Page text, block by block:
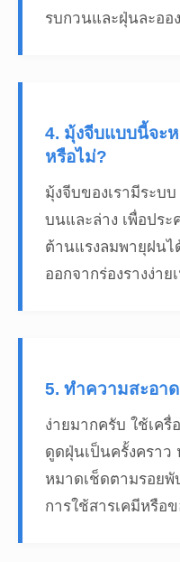
รบกวนและฝุ่นละอ
4. มุ้งจีบแบบนี้จะ
หรือไม่?
มุ้งจีบของเรามีระบบ
บนและล่าง เพื่อประ
ต้านแรงลมพายุฝนไ
ออกจากร่องรางง่า
5. ทำความสะอา
ง่ายมากครับ ใช้เค
ดูดฝุ่นเป็นครั้งคราว
หมาดเช็ดตามรอยพั
การใช้สารเคมีหรือ